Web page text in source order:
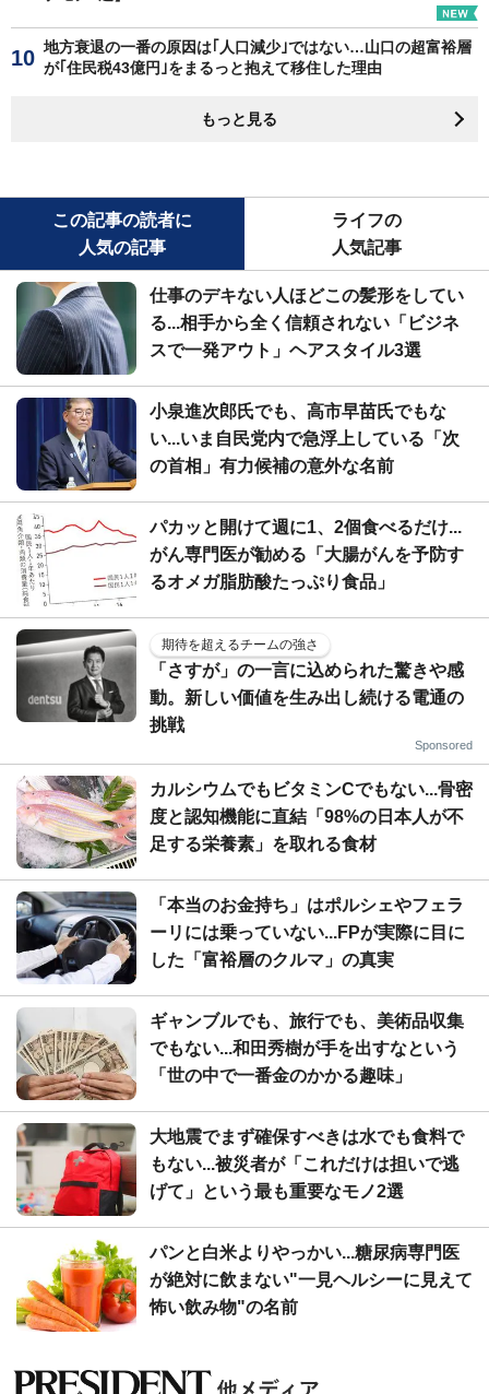
地方衰退の一番の原因は｢人口減少｣ではない…山口の超富裕層
が｢住民税43億円｣をまるっと抱えて移住した理由
もっと見る
この記事の読者に
人気の記事
ライフの
人気記事
仕事のデキない人ほどこの髪形をしてい
る...相手から全く信頼されない「ビジネ
スで一発アウト」ヘアスタイル3選
小泉進次郎氏でも、高市早苗氏でもな
い...いま自民党内で急浮上している「次
の首相」有力候補の意外な名前
パカッと開けて週に1、2個食べるだけ...
がん専門医が勧める「大腸がんを予防す
るオメガ脂肪酸たっぷり食品」
期待を超えるチームの強さ
「さすが」の一言に込められた驚きや感
動。新しい価値を生み出し続ける電通の
挑戦
Sponsored
カルシウムでもビタミンCでもない...骨密
度と認知機能に直結「98%の日本人が不
足する栄養素」を取れる食材
「本当のお金持ち」はポルシェやフェラ
ーリには乗っていない...FPが実際に目に
した「富裕層のクルマ」の真実
ギャンブルでも、旅行でも、美術品収集
でもない...和田秀樹が手を出すなという
「世の中で一番金のかかる趣味」
大地震でまず確保すべきは水でも食料で
もない...被災者が「これだけは担いで逃
げて」という最も重要なモノ2選
パンと白米よりやっかい...糖尿病専門医
が絶対に飲まない"一見ヘルシーに見えて
怖い飲み物"の名前